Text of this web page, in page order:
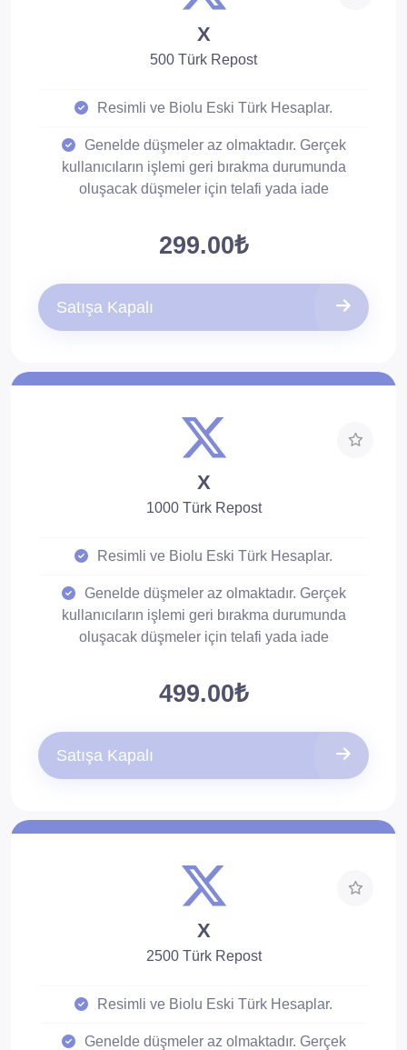
X
500 Türk Repost
Resimli ve Biolu Eski Türk Hesaplar.
Genelde düşmeler az olmaktadır. Gerçek
kullanıcıların işlemi geri bırakma durumunda
oluşacak düşmeler için telafi yada iade
Düşüş çok az olur. Düşüşlere karşı 30 gün
299.00₺
Satışa Kapalı
X
1000 Türk Repost
Resimli ve Biolu Eski Türk Hesaplar.
Genelde düşmeler az olmaktadır. Gerçek
kullanıcıların işlemi geri bırakma durumunda
oluşacak düşmeler için telafi yada iade
Düşüş çok az olur. Düşüşlere karşı 30 gün
499.00₺
Satışa Kapalı
X
2500 Türk Repost
Resimli ve Biolu Eski Türk Hesaplar.
Genelde düşmeler az olmaktadır. Gerçek